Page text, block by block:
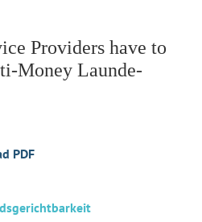
Providers have to
Money Launde-
PDF